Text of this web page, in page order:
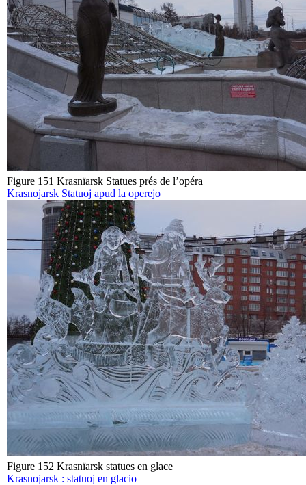
Figure 151 Krasnïarsk Statues prés de l’opéra
Krasnojarsk Statuoj apud la operejo
Figure 152 Krasnïarsk statues en glace
Krasnojarsk : statuoj en glacio